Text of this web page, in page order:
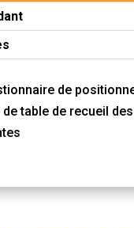
de
de table de recueil des